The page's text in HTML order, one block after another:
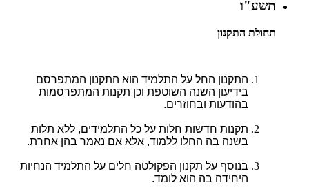
תשע"ו
תחולת התקנון
התקנון החל על התלמיד הוא התקנון המתפרסם
בידיעון השנה השוטפת וכן תקנות המתפרסמות
בהודעות ובחוזרים.
תקנות חדשות חלות על כל התלמידים, ללא תלות
בשנה בה החלו ללמוד, אלא אם נאמר בהן אחרת.
בנוסף על תקנון הפקולטה חלים על התלמיד הנחיות
היחידה בה הוא לומד.